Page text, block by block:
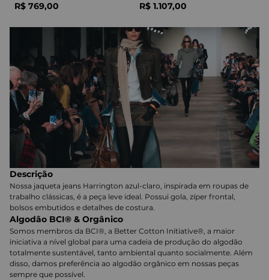
R$ 769,00 R$ 1.107,00
Descrição
Nossa jaqueta jeans Harrington azul-claro, inspirada em roupas de
trabalho clássicas, é a peça leve ideal. Possui gola, zíper frontal,
bolsos embutidos e detalhes de costura.
Algodão BCI® & Orgânico
Somos membros da BCI®, a Better Cotton Initiative®, a maior
iniciativa a nível global para uma cadeia de produção do algodão
totalmente sustentável, tanto ambiental quanto socialmente. Além
disso, damos preferência ao algodão orgânico em nossas peças
sempre que possível.